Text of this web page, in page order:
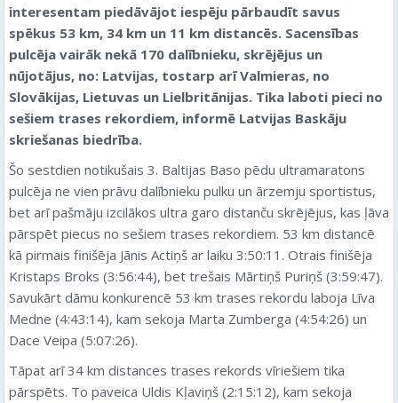
interesentam piedāvājot iespēju pārbaudīt savus
spēkus 53 km, 34 km un 11 km distancēs. Sacensības
pulcēja vairāk nekā 170 dalībnieku, skrējējus un
nūjotājus, no: Latvijas, tostarp arī Valmieras, no
Slovākijas, Lietuvas un Lielbritānijas. Tika laboti pieci no
sešiem trases rekordiem, informē Latvijas Baskāju
skriešanas biedrība.
Šo sestdien notikušais 3. Baltijas Baso pēdu ultramaratons
pulcēja ne vien prāvu dalībnieku pulku un ārzemju sportistus,
bet arī pašmāju izcilākos ultra garo distanču skrējējus, kas ļāva
pārspēt piecus no sešiem trases rekordiem. 53 km distancē
kā pirmais finišēja Jānis Actiņš ar laiku 3:50:11. Otrais finišēja
Kristaps Broks (3:56:44), bet trešais Mārtiņš Puriņš (3:59:47).
Savukārt dāmu konkurencē 53 km trases rekordu laboja Līva
Medne (4:43:14), kam sekoja Marta Zumberga (4:54:26) un
Dace Veipa (5:07:26).
Tāpat arī 34 km distances trases rekords vīriešiem tika
pārspēts. To paveica Uldis Kļaviņš (2:15:12), kam sekoja